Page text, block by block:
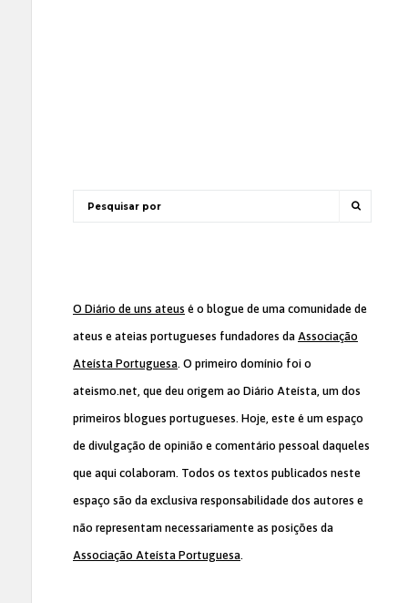
O Diário de uns ateus é o blogue de uma comunidade de
ateus e ateias portugueses fundadores da Associação
Ateísta Portuguesa. O primeiro domínio foi o
ateismo.net, que deu origem ao Diário Ateísta, um dos
primeiros blogues portugueses. Hoje, este é um espaço
de divulgação de opinião e comentário pessoal daqueles
que aqui colaboram. Todos os textos publicados neste
espaço são da exclusiva responsabilidade dos autores e
não representam necessariamente as posições da
Associação Ateísta Portuguesa.